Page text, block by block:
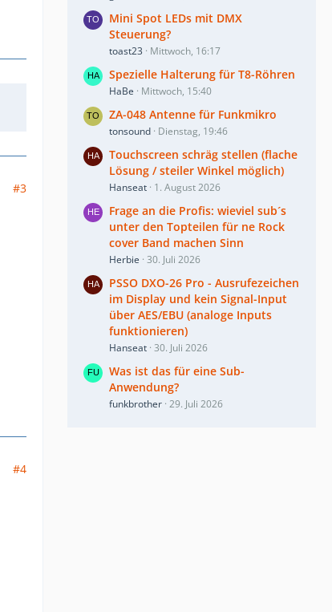
#3
#4
Mini Spot LEDs mit DMX
Steuerung?
toast23 Mittwoch, 16:17
Spezielle Halterung für T8-Röhren
HaBe Mittwoch, 15:40
ZA-048 Antenne für Funkmikro
tonsound Dienstag, 19:46
Touchscreen schräg stellen (flache
Lösung / steiler Winkel möglich)
Hanseat 1. August 2026
Frage an die Profis: wieviel sub´s
unter den Topteilen für ne Rock
cover Band machen Sinn
Herbie 30. Juli 2026
PSSO DXO-26 Pro - Ausrufezeichen
im Display und kein Signal-Input
über AES/EBU (analoge Inputs
funktionieren)
Hanseat 30. Juli 2026
Was ist das für eine Sub-
Anwendung?
funkbrother 29. Juli 2026